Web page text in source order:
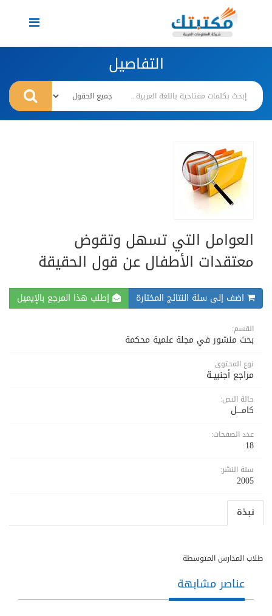
Toggle
navigation
التفاصيل
العوامل التي تسهل وتقوض
معتقدات الأطفال عن قول الحقيقة
اضف إلى سلة النتائج المختارة إطلب هذا المرجع بالإيميل
القسم:
بحث منشور في مجلة علمية محكمة
نوع المحتوى:
مراجع أجنبيــة
حالة النص:
كامــــل
عدد الصفحات:
18
سنة النشر:
2005
نبذة
طلاب المدارس المتوسطة
عناصر مشابهة